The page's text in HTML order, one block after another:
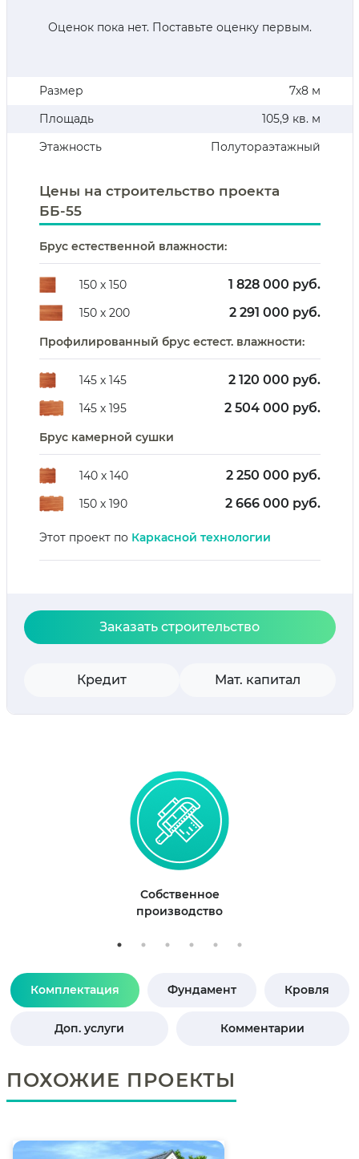
Оценок пока нет. Поставьте оценку первым.
Размер
7х8 м
Площадь
105,9 кв. м
Этажность
Полутораэтажный
Цены на строительство проекта
ББ-55
Брус естественной влажности:
150 х 150 1 828 000 руб.
150 х 200 2 291 000 руб.
Профилированный брус естест. влажности:
145 х 145 2 120 000 руб.
145 х 195 2 504 000 руб.
Брус камерной сушки
140 х 140 2 250 000 руб.
150 х 190 2 666 000 руб.
Этот проект по Каркасной технологии
Заказать строительство
Кредит Мат. капитал
Собственное
производство
Комплектация Фундамент Кровля
Доп. услуги Комментарии
ПОХОЖИЕ ПРОЕКТЫ